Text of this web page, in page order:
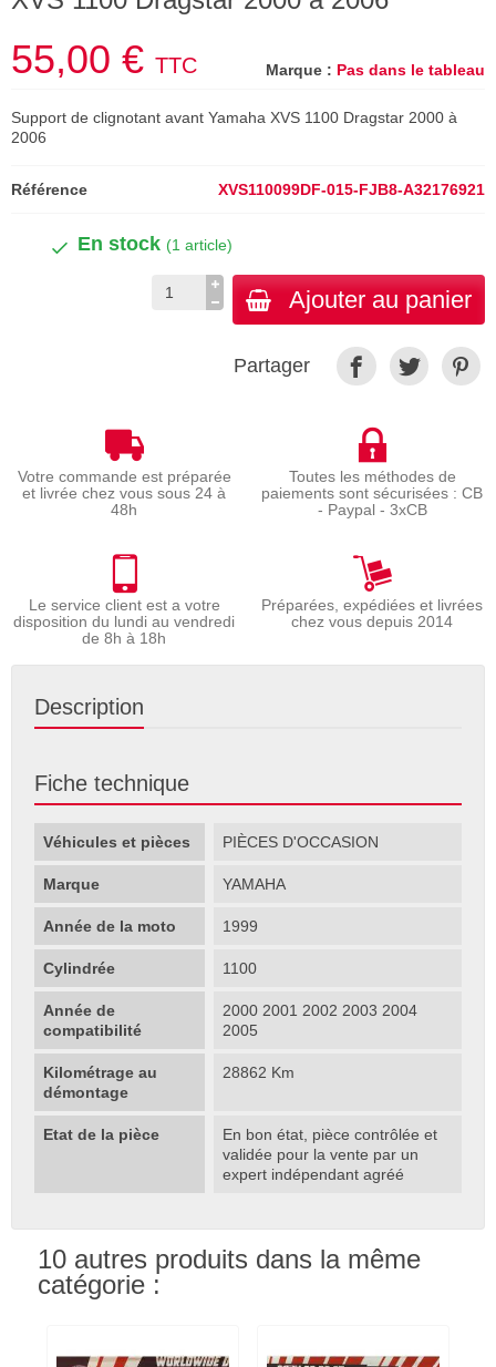
Marque : Pas dans le tableau
55,00 € TTC
Support de clignotant avant Yamaha XVS 1100 Dragstar 2000 à
2006
Référence XVS110099DF-015-FJB8-A32176921
En stock (1 article)
Ajouter au panier
Partager
Votre commande est préparée
et livrée chez vous sous 24 à
48h
Toutes les méthodes de
paiements sont sécurisées : CB
- Paypal - 3xCB
Le service client est a votre
disposition du lundi au vendredi
de 8h à 18h
Préparées, expédiées et livrées
chez vous depuis 2014
Description
Fiche technique
Véhicules et pièces PIÈCES D'OCCASION
Marque YAMAHA
Année de la moto 1999
Cylindrée 1100
Année de
compatibilité
2000 2001 2002 2003 2004
2005
Kilométrage au
démontage
28862 Km
Etat de la pièce
En bon état, pièce contrôlée et
validée pour la vente par un
expert indépendant agréé
10 autres produits dans la même
catégorie :